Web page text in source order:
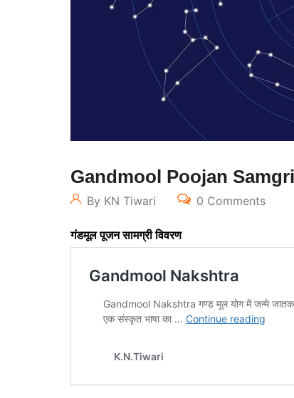
Gandmool Poojan
By KN Tiwari 0 Comments
गंडमूल पूजन सामग्री विवरण